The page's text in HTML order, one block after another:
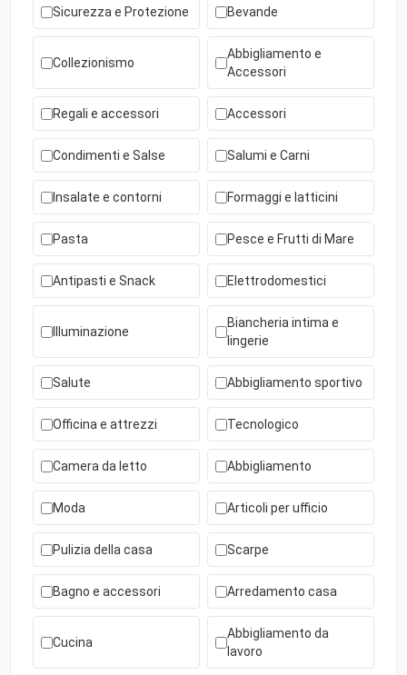
Sicurezza e Protezione Bevande
Collezionismo
Abbigliamento e
Accessori
Regali e accessori Accessori
Condimenti e Salse Salumi e Carni
Insalate e contorni Formaggi e latticini
Pasta Pesce e Frutti di Mare
Antipasti e Snack Elettrodomestici
Illuminazione
Biancheria intima e
lingerie
Salute Abbigliamento sportivo
Officina e attrezzi Tecnologico
Camera da letto Abbigliamento
Moda Articoli per ufficio
Pulizia della casa Scarpe
Bagno e accessori Arredamento casa
Cucina
Abbigliamento da
lavoro